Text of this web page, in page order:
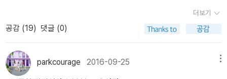
장을 맡았고, ‘이오덕 어른 유고’를 갈무리했습니다. 《선생님, 우리말
러미 사전》, 《새로 쓰는 비슷한말 꾸러미 사전》, 《새로 쓰는 겹말 꾸
수수께끼 동시》, 《우리말 동시 사전》, 《우리말 글쓰기 사전》, 《이오
덕 마음 읽기》, 《시골에서 살림 짓는 즐거움》, 《마을에서 살려낸 우리
이우리의 삶을 조금 더 나은 방향으로 갈 수 있도록 하는 필수 불가결
한 시민의 의무임을...고인이 되신 ｀백남기 선생님｀의 용기에 부끄
러워지는 하루의 끝에서...'인간이 적응하지 못하는 환경은 없다. 우리
모두는 분단과 대결의 현실에 이미 적응한 것인지도 모른다. 익숙한
것들과 결별하지 못하면 현실도 삶도 바꿀 수 없다. 남북관계의 근본
더보기
공감 (19) 댓글 (0)
parkcourage 2016-09-25